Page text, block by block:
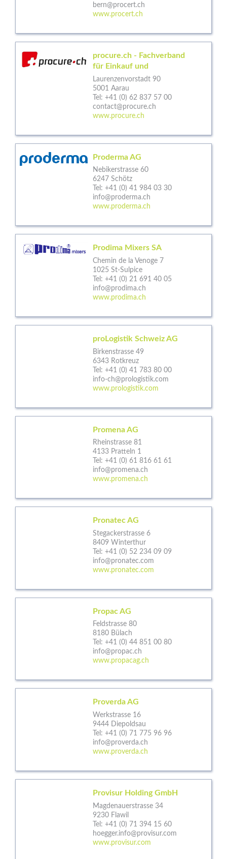
bern@procert.ch
www.procert.ch
procure.ch - Fachverband
für Einkauf und
Laurenzenvorstadt 90
5001 Aarau
Tel: +41 (0) 62 837 57 00
contact@procure.ch
www.procure.ch
Proderma AG
Nebikerstrasse 60
6247 Schötz
Tel: +41 (0) 41 984 03 30
info@proderma.ch
www.proderma.ch
Prodima Mixers SA
Chemin de la Venoge 7
1025 St-Sulpice
Tel: +41 (0) 21 691 40 05
info@prodima.ch
www.prodima.ch
proLogistik Schweiz AG
Birkenstrasse 49
6343 Rotkreuz
Tel: +41 (0) 41 783 80 00
info-ch@prologistik.com
www.prologistik.com
Promena AG
Rheinstrasse 81
4133 Pratteln 1
Tel: +41 (0) 61 816 61 61
info@promena.ch
www.promena.ch
Pronatec AG
Stegackerstrasse 6
8409 Winterthur
Tel: +41 (0) 52 234 09 09
info@pronatec.com
www.pronatec.com
Propac AG
Feldstrasse 80
8180 Bülach
Tel: +41 (0) 44 851 00 80
info@propac.ch
www.propacag.ch
Proverda AG
Werkstrasse 16
9444 Diepoldsau
Tel: +41 (0) 71 775 96 96
info@proverda.ch
www.proverda.ch
Provisur Holding GmbH
Magdenauerstrasse 34
9230 Flawil
Tel: +41 (0) 71 394 15 60
hoegger.info@provisur.com
www.provisur.com